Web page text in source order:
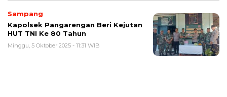
Sampang
Kapolsek Pangarengan Beri Kejutan
HUT TNI Ke 80 Tahun
Minggu, 5 Oktober 2025 - 11:31 WIB